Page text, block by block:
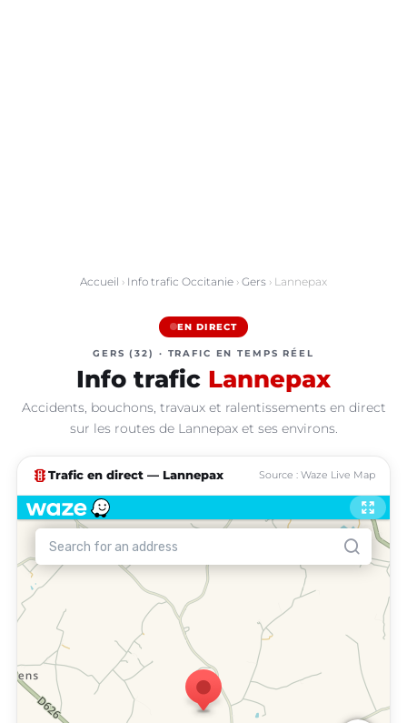
Accueil › Info trafic Occitanie › Gers › Lannepax
EN DIRECT
GERS (32) · TRAFIC EN TEMPS RÉEL
Info trafic Lannepax
Accidents, bouchons, travaux et ralentissements en direct
sur les routes de Lannepax et ses environs.
traffic Trafic en direct — Lannepax Source : Waze Live Map